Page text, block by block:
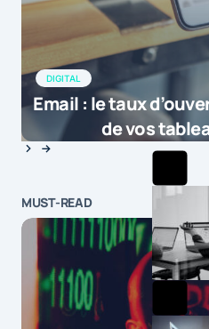
DIGITAL
Email : le taux
de vos
MUST-READ